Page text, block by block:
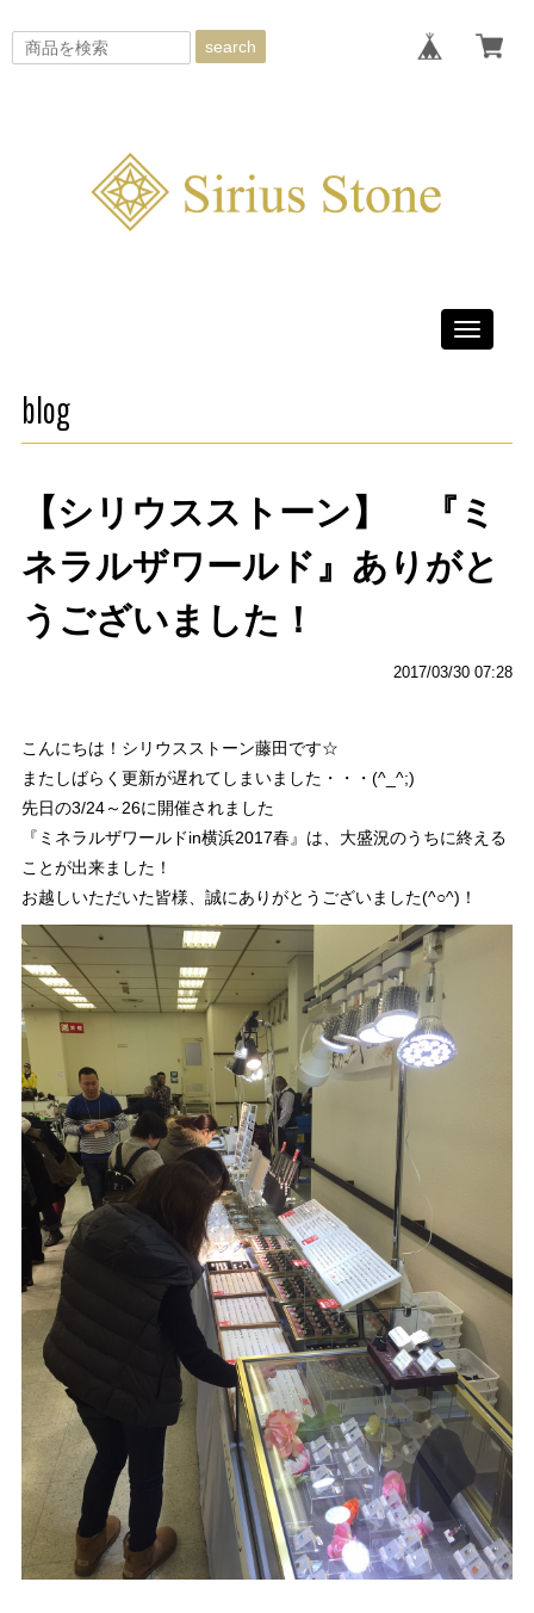
search
Toggle
blog
【シリウスストーン】 『ミ
ネラルザワールド』ありがと
うございました！
2017/03/30 07:28
こんにちは！シリウスストーン藤田です☆
またしばらく更新が遅れてしまいました・・・(^_^;)
先日の3/24～26に開催されました
『ミネラルザワールドin横浜2017春』は、大盛況のうちに終える
ことが出来ました！
お越しいただいた皆様、誠にありがとうございました(^○^)！